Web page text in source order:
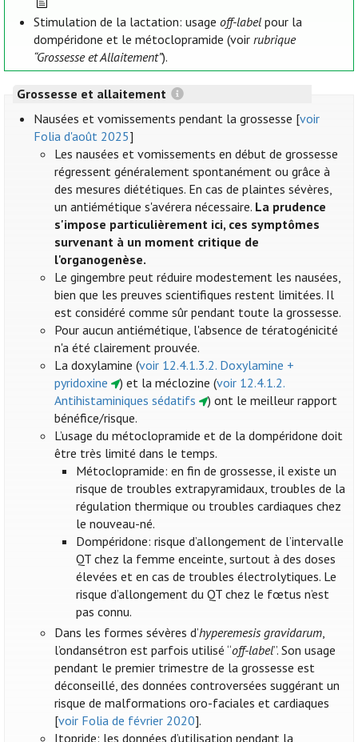
Stimulation de la lactation: usageoff-label pour la
dompéridone et le métoclopramide (voirrubrique
“Grossesse et Allaitement”).
Grossesse et allaitement
Nausées et vomissements pendant la grossesse [voir
Folia d'août 2025]
Les nausées et vomissements en début de grossesse
régressent généralement spontanément ou grâce à
des mesures diététiques. En cas de plaintes sévères,
un antiémétique s'avérera nécessaire. La prudence
s'impose particulièrement ici, ces symptômes
survenant à un moment critique de
l'organogenèse.
Le gingembre peut réduire modestement les nausées,
bien que les preuves scientifiques restent limitées. Il
est considéré comme sûr pendant toute la grossesse.
Pour aucun antiémétique, l'absence de tératogénicité
n'a été clairement prouvée.
La doxylamine (voir 12.4.1.3.2. Doxylamine +
pyridoxine
) et la méclozine (voir 12.4.1.2.
Antihistaminiques sédatifs
) ont le meilleur rapport
bénéfice/risque.
L’usage du métoclopramide et de la dompéridone doit
être très limité dans le temps.
Métoclopramide: en fin de grossesse, il existe un
risque de troubles extrapyramidaux, troubles de la
régulation thermique ou troubles cardiaques chez
le nouveau-né.
Dompéridone: risque d’allongement de l’intervalle
QT chez la femme enceinte, surtout à des doses
élevées et en cas de troubles électrolytiques. Le
risque d’allongement du QT chez le fœtus n’est
pas connu.
Dans les formes sévères d’hyperemesis gravidarum,
l’ondansétron est parfois utilisé “off-label”. Son usage
pendant le premier trimestre de la grossesse est
déconseillé, des données controversées suggérant un
risque de malformations oro-faciales et cardiaques
[voir Folia de février 2020].
Itopride: les données d’utilisation pendant la